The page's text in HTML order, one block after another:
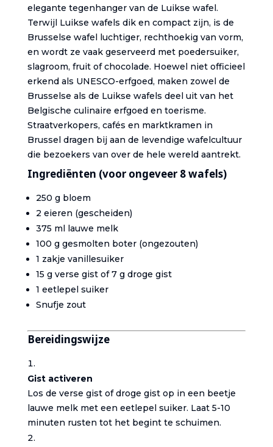
elegante tegenhanger van de Luikse wafel.
Terwijl Luikse wafels dik en compact zijn, is de
Brusselse wafel luchtiger, rechthoekig van vorm,
en wordt ze vaak geserveerd met poedersuiker,
slagroom, fruit of chocolade. Hoewel niet officieel
erkend als UNESCO-erfgoed, maken zowel de
Brusselse als de Luikse wafels deel uit van het
Belgische culinaire erfgoed en toerisme.
Straatverkopers, cafés en marktkramen in
Brussel dragen bij aan de levendige wafelcultuur
die bezoekers van over de hele wereld aantrekt.
Ingrediënten (voor ongeveer 8 wafels)
250 g bloem
2 eieren (gescheiden)
375 ml lauwe melk
100 g gesmolten boter (ongezouten)
1 zakje vanillesuiker
15 g verse gist of 7 g droge gist
1 eetlepel suiker
Snufje zout
Bereidingswijze
Gist activeren
Los de verse gist of droge gist op in een beetje
lauwe melk met een eetlepel suiker. Laat 5-10
minuten rusten tot het begint te schuimen.